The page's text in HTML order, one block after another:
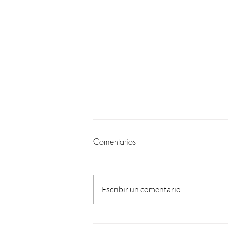
Comentarios
Escribir un comentario...